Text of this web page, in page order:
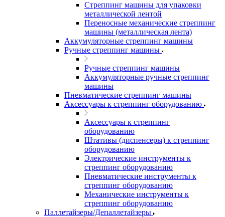
Стреппинг машины для упаковки
металлической лентой
Переносные механические стреппинг
машины (металлическая лента)
Аккумуляторные стреппинг машины
Ручные стреппинг машины
Ручные стреппинг машины
Аккумуляторные ручные стреппинг
машины
Пневматические стреппинг машины
Аксессуары к стреппинг оборудованию
Аксессуары к стреппинг
оборудованию
Штативы (диспенсеры) к стреппинг
оборудованию
Электрические инструменты к
стреппинг оборудованию
Пневматические инструменты к
стреппинг оборудованию
Механические инструменты к
стреппинг оборудованию
Паллетайзеры/Депаллетайзеры